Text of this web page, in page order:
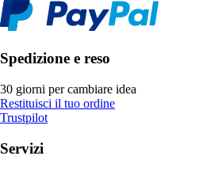
Spedizione e reso
30 giorni per cambiare idea
Restituisci il tuo ordine
Trustpilot
Servizi